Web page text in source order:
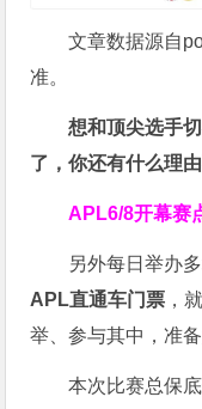
文章数据源自
准。
想和顶尖选手
了，你还有什么理
APL6/8开幕赛
另外每日举办
APL直通车门票 ，
举、参与其中，准
本次比赛总保